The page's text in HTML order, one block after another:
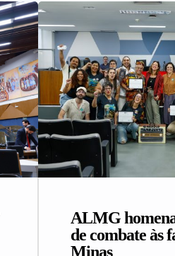
ALMG
de combate às
Minas